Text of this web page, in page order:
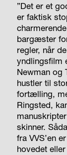
”Det er et
er faktisk
bargæster
regler, når
yndlingsfilm
Newman og
hustler til
fortælling,
Ringsted,
skinner.
fra VVS’en
hovedet